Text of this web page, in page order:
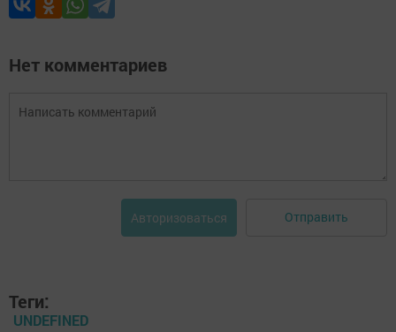
Нет комментариев
Авторизоваться Отправить
Теги:
UNDEFINED